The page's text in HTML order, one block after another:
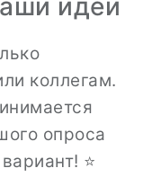
идеи
коллегам.
опроса
⭐️